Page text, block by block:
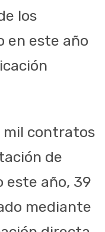
los
en este año
mil contratos
de
este año, 39
mediante